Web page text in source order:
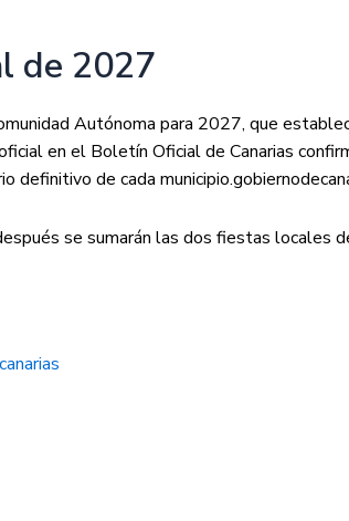
de 2027
Autónoma para 2027, que
en el Boletín Oficial de Canarias
definitivo de cada municipio.
se sumarán las dos fiestas locales